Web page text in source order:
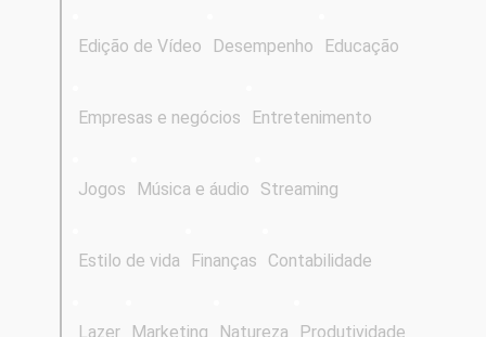
Edição de Vídeo Desempenho Educação
Empresas e negócios Entretenimento
Jogos Música e áudio Streaming
Estilo de vida Finanças Contabilidade
Lazer Marketing Natureza Produtividade